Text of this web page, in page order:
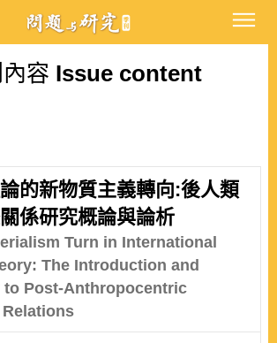
容 Issue content
的新物質主義轉向:後人類
係研究概論與論析
Turn in International
The Introduction and
to Post-Anthropocentric